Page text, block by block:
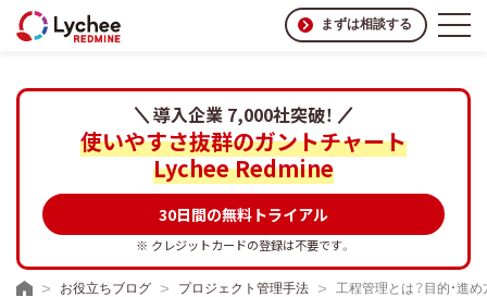
まずは相談する
導入企業 7,000社突破！
使いやすさ抜群のガントチャート
Lychee Redmine
30日間の無料トライアル
※ クレジットカードの登録は不要です。
お役立ちブログ プロジェクト管理手法 工程管理とは？目的・進